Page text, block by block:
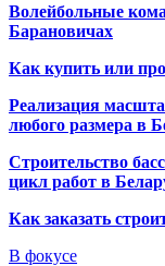
Волейбольные
Барановичах
Как купить или
Реализация
любого размера в
Строительство
цикл работ в
Как заказать
В фокусе